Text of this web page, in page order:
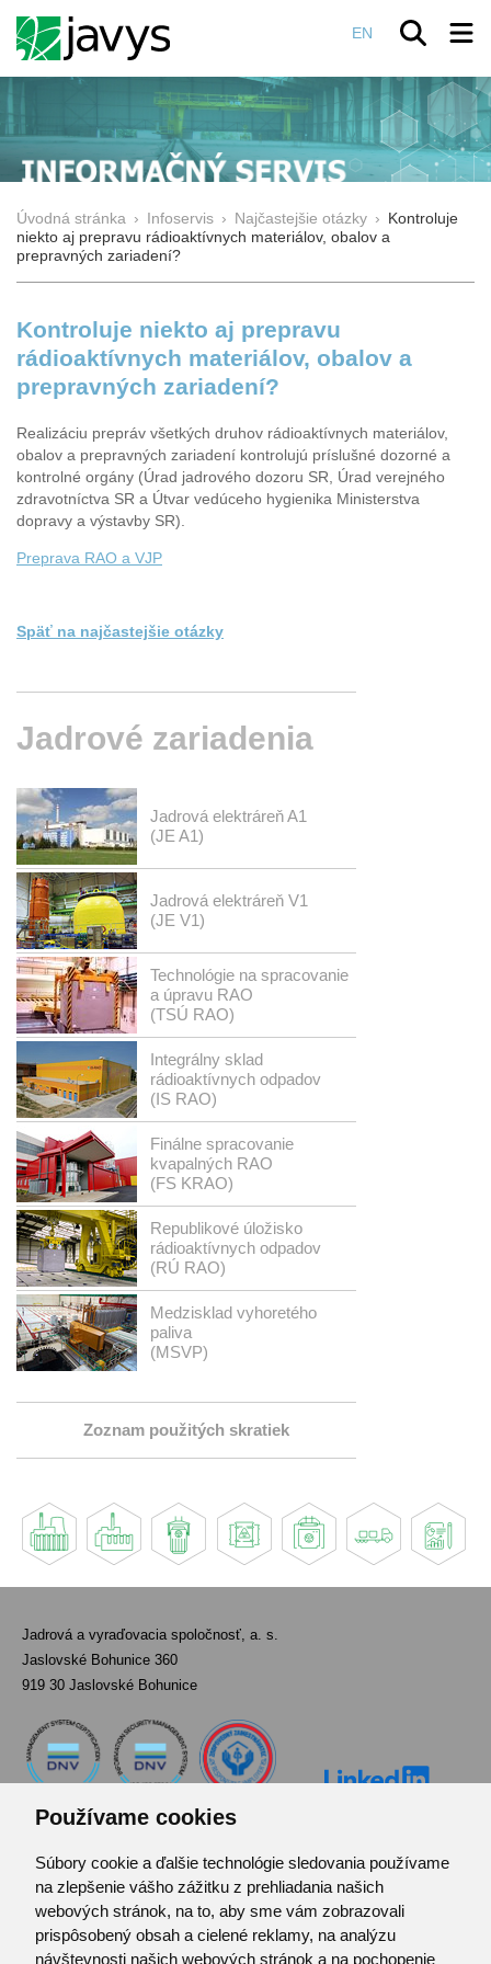
Používame cookies
Súbory cookie a ďalšie technológie sledovania používame
na zlepšenie vášho zážitku z prehliadania našich
webových stránok, na to, aby sme vám zobrazovali
prispôsobený obsah a cielené reklamy, na analýzu
návštevnosti našich webových stránok a na pochopenie
EN
Úvodná stránka › Infoservis › Najčastejšie otázky › Kontroluje
niekto aj prepravu rádioaktívnych materiálov, obalov a
prepravných zariadení?
Kontroluje niekto aj prepravu
rádioaktívnych materiálov, obalov a
prepravných zariadení?
Realizáciu prepráv všetkých druhov rádioaktívnych materiálov,
obalov a prepravných zariadení kontrolujú príslušné dozorné a
kontrolné orgány (Úrad jadrového dozoru SR, Úrad verejného
zdravotníctva SR a Útvar vedúceho hygienika Ministerstva
dopravy a výstavby SR).
Preprava RAO a VJP
Späť na najčastejšie otázky
Jadrové zariadenia
Jadrová elektráreň A1
(JE A1)
Jadrová elektráreň V1
(JE V1)
Technológie na spracovanie
a úpravu RAO
(TSÚ RAO)
Integrálny sklad
rádioaktívnych odpadov
(IS RAO)
Finálne spracovanie
kvapalných RAO
(FS KRAO)
Republikové úložisko
rádioaktívnych odpadov
(RÚ RAO)
Medzisklad vyhoretého
paliva
(MSVP)
Zoznam použitých skratiek
Jadrová a vyraďovacia spoločnosť, a. s.
Jaslovské Bohunice 360
919 30 Jaslovské Bohunice
Kontakt
Pozvánka do infocentra
Zoznam použitých skratiek